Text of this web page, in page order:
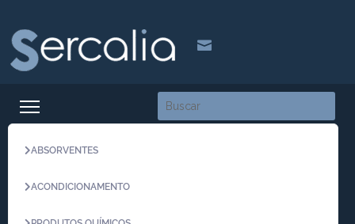

ABSORVENTES
ACONDICIONAMENTO